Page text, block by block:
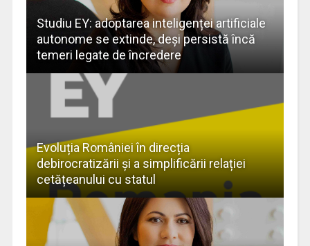
Studiu EY: adoptarea inteligenței artificiale
autonome se extinde, deși persistă încă
temeri legate de încredere
Evoluția României în direcția
debirocratizării și a simplificării relației
cetățeanului cu statul